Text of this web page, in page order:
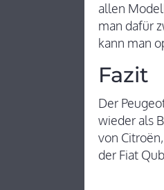
allen
man dafür
kann man
Fazit
Der
wieder als
von
der Fiat